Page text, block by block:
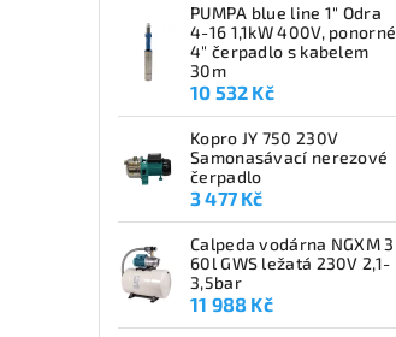
PUMPA blue line 1" Odra
4-16 1,1kW 400V, ponorné
4" čerpadlo s kabelem
30m
10 532 Kč
Kopro JY 750 230V
Samonasávací nerezové
čerpadlo
3 477 Kč
Calpeda vodárna NGXM 3
60l GWS ležatá 230V 2,1-
3,5bar
11 988 Kč